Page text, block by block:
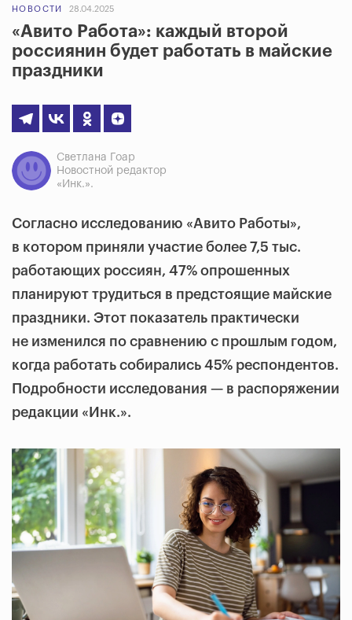
НОВОСТИ 28.04.2025
«Авито Работа»: каждый второй
россиянин будет работать в майские
праздники
Светлана Гоар
Новостной редактор
«Инк.».
Согласно исследованию «Авито Работы»,
в котором приняли участие более 7,5 тыс.
работающих россиян, 47% опрошенных
планируют трудиться в предстоящие майские
праздники. Этот показатель практически
не изменился по сравнению с прошлым годом,
когда работать собирались 45% респондентов.
Подробности исследования — в распоряжении
редакции «Инк.».